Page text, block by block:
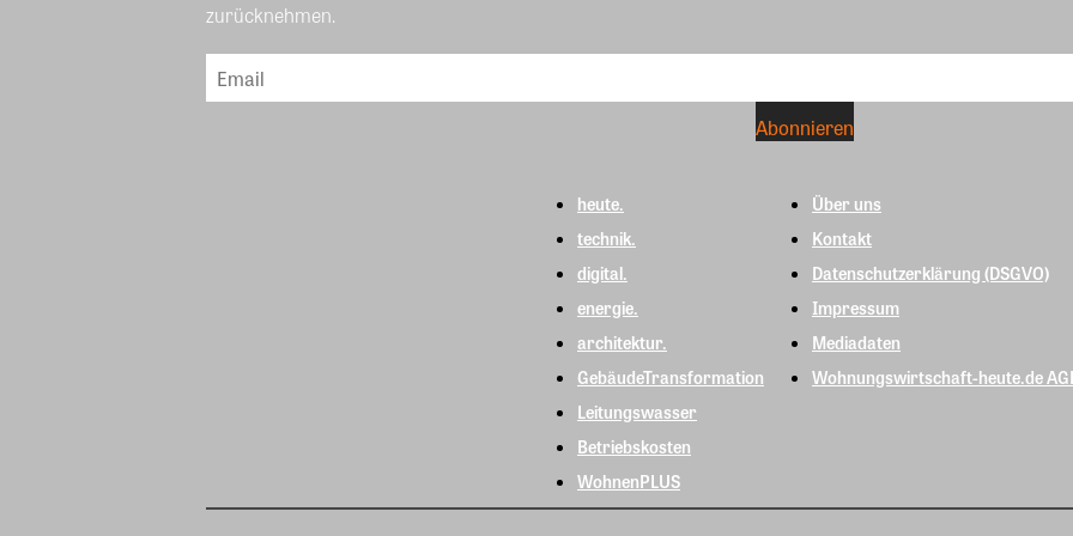
zurücknehmen.
heute.
technik.
digital.
energie.
architektur.
GebäudeTransformation
Leitungswasser
Betriebskosten
WohnenPLUS
Über uns
Kontakt
Datenschutzerklärung (DSGVO)
Impressum
Mediadaten
Wohnungswirtschaft-heute.de